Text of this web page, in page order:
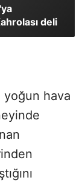
deli
yoğun hava